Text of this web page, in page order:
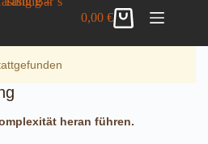
Warenkorb
0,00€
heran führen.